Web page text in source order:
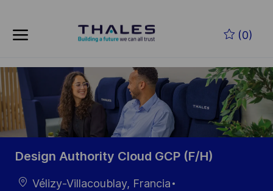
(0)
-
Design Authority Cloud GCP (F/H)
Ubicación
Vélizy-Villacoublay, Francia